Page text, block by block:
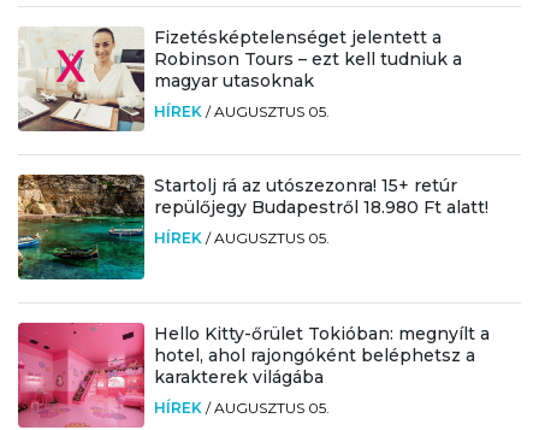
Fizetésképtelenséget jelentett a
Robinson Tours – ezt kell tudniuk a
magyar utasoknak
HÍREK /AUGUSZTUS 05.
Startolj rá az utószezonra! 15+ retúr
repülőjegy Budapestről 18.980 Ft alatt!
HÍREK /AUGUSZTUS 05.
Hello Kitty-őrület Tokióban: megnyílt a
hotel, ahol rajongóként beléphetsz a
karakterek világába
HÍREK /AUGUSZTUS 05.